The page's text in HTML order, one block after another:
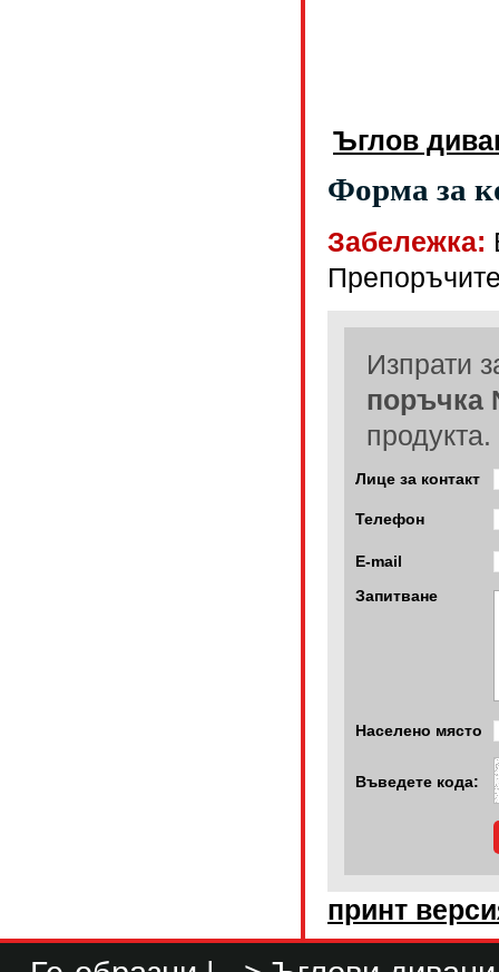
Ъглов
Форма за
Забележка:
Изпрати
продукта.
Лице за контакт
Телефон
E-mail
Запитване
Населено място
Въведете кода:
принт